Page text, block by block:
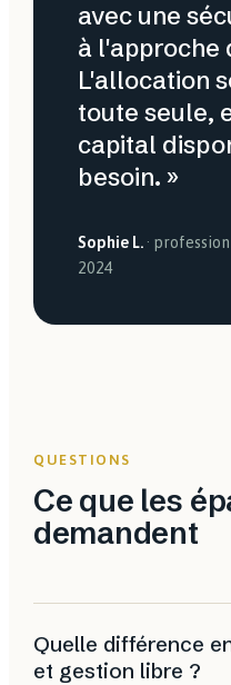
avec une
à l'approche
L'allocation
toute seule,
capital
besoin. »
Sophie L. ·
2024
QUESTIONS
Ce que les
demandent
Quelle différence
et gestion libre ?